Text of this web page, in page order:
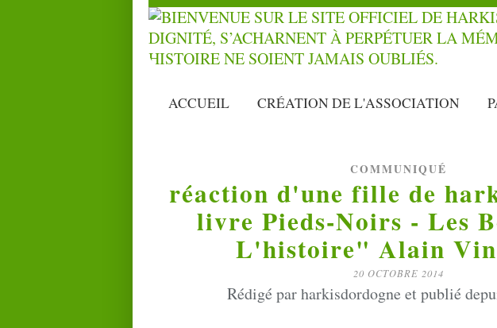
ACCUEIL CRÉATION DE L'ASSOCIATION
COMMUNIQUÉ
réaction d'une fille de
livre Pieds-Noirs - Les
L'histoire" Alain
20 OCTOBRE 2014
Rédigé par harkisdordogne et publié